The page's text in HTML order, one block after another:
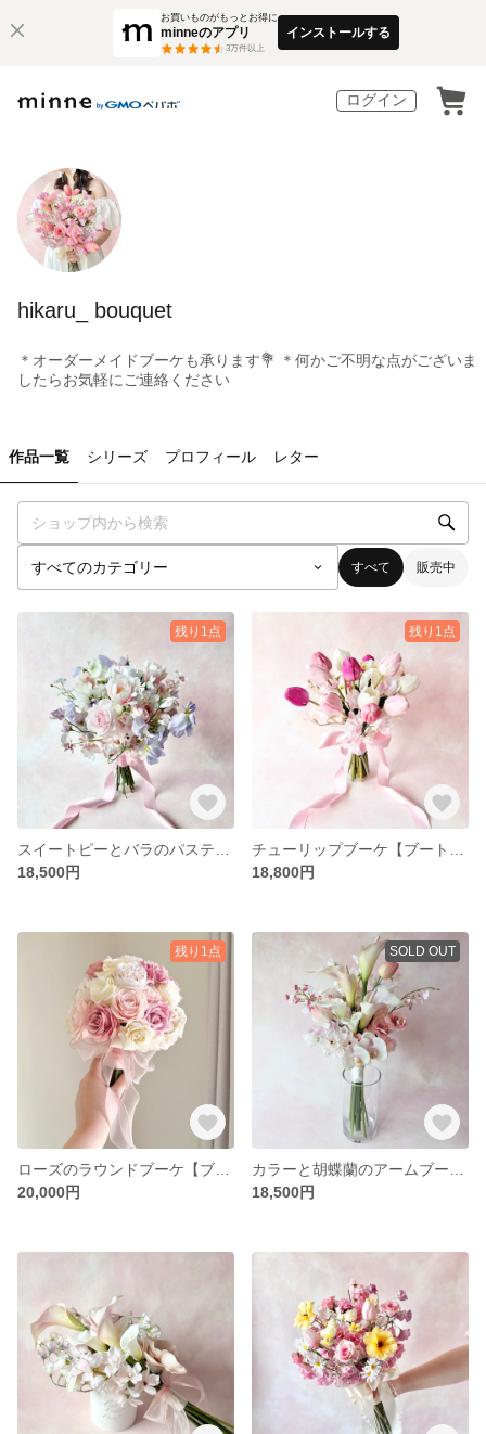
お買いものがもっとお得に
minneのアプリ
3万件以上
インストールする
ログイン
hikaru_ bouquet
＊オーダーメイドブーケも承ります💐 ＊何かご不明な点がございま
したらお気軽にご連絡ください
作品一覧 シリーズ プロフィール レター
すべて 販売中
残り1点
18,500円
残り1点
18,800円
残り1点
20,000円
SOLD OUT
18,500円